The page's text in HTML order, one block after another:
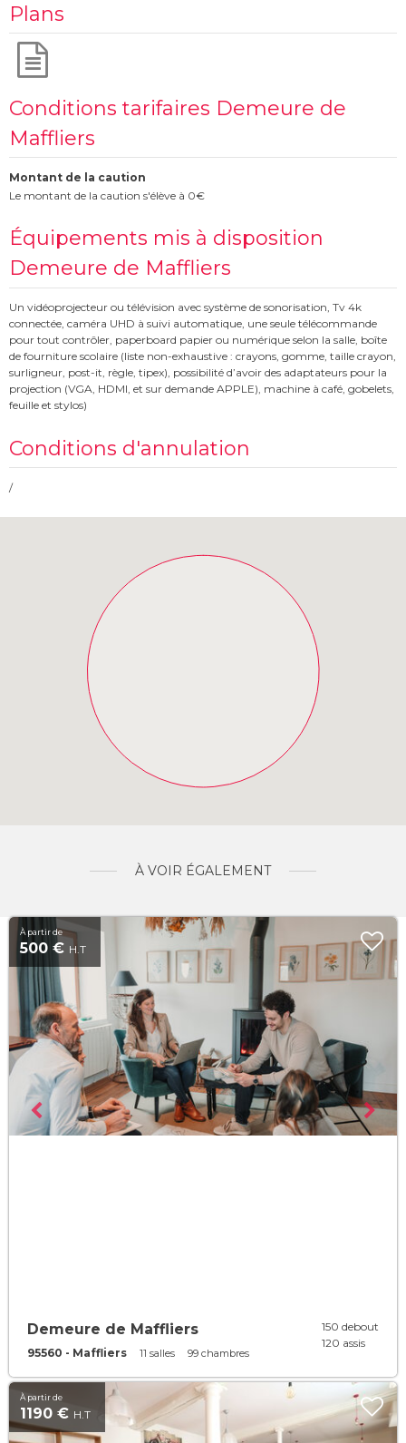
Plans
Conditions tarifaires Demeure de
Maffliers
Montant de la caution
Le montant de la caution s'élève à 0€
Équipements mis à disposition
Demeure de Maffliers
Un vidéoprojecteur ou télévision avec système de sonorisation, Tv 4k
connectée, caméra UHD à suivi automatique, une seule télécommande
pour tout contrôler, paperboard papier ou numérique selon la salle, boîte
de fourniture scolaire (liste non-exhaustive : crayons, gomme, taille crayon,
surligneur, post-it, règle, tipex), possibilité d’avoir des adaptateurs pour la
projection (VGA, HDMI, et sur demande APPLE), machine à café, gobelets,
feuille et stylos)
Conditions d'annulation
/
À VOIR ÉGALEMENT
À partir de
500 € H.T
Demeure de Maffliers
95560 - Maffliers 11 salles 99 chambres
150 debout
120 assis
À partir de
1190 € H.T